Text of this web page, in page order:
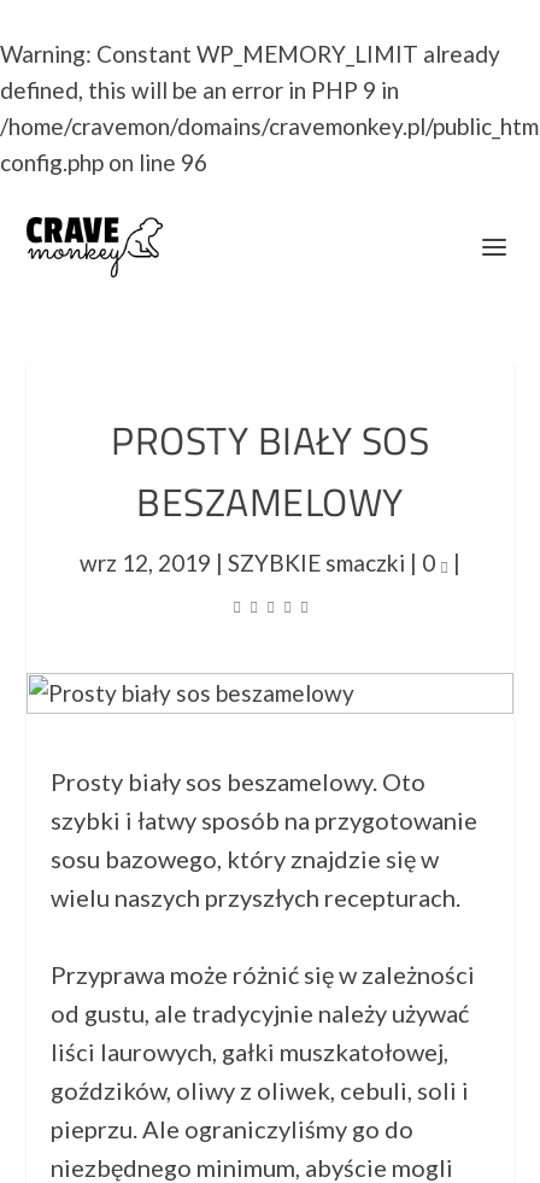
Warning: Constant WP_MEMORY_LIMIT already
defined, this will be an error in PHP 9 in
/home/cravemon/domains/cravemonkey.pl/
config.php on line 96
PROSTY BIAŁY SOS
BESZAMELOWY
wrz 12, 2019 | SZYBKIE smaczki | 0 |
Prosty biały sos beszamelowy. Oto
szybki i łatwy sposób na przygotowanie
sosu bazowego, który znajdzie się w
wielu naszych przyszłych recepturach.
Przyprawa może różnić się w zależności
od gustu, ale tradycyjnie należy używać
liści laurowych, gałki muszkatołowej,
goździków, oliwy z oliwek, cebuli, soli i
pieprzu. Ale ograniczyliśmy go do
niezbędnego minimum, abyście mogli